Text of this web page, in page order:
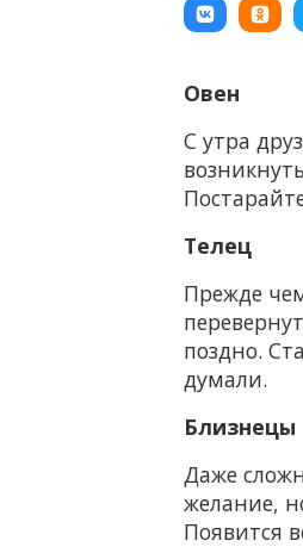
Овен
С утра
Телец
Прежде
поздно.
думали.
Близнецы
Даже
желание,
Появится